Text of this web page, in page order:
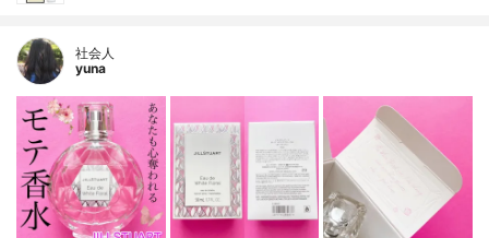
社会人
yuna